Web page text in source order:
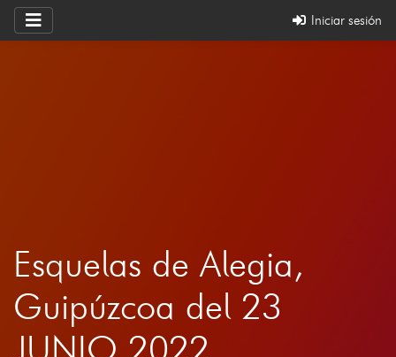
Iniciar sesión
Esquelas de Alegia,
Guipúzcoa del 23
JUNIO 2022